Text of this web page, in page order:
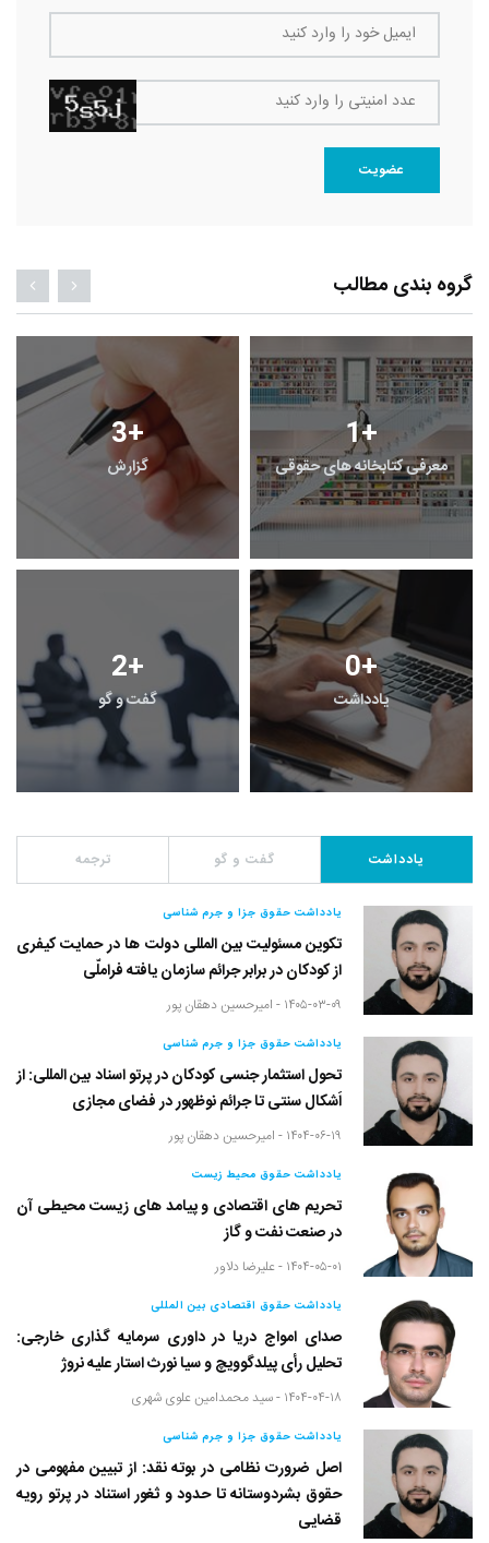
ایمیل خود را وارد کنید
عدد امنیتی را وارد کنید
عضویت
گروه بندی مطالب
3+
گزارش
1+
معرفی کتابخانه های حقوقی
2+
گفت و گو
0+
یادداشت
یادداشت گفت و گو ترجمه
یادداشت حقوق جزا و جرم شناسی
تکوین مسئولیت بین المللی دولت ها در حمایت کیفری
از کودکان در برابر جرائم سازمان یافته فراملّی
۱۴۰۵-۰۳-۰۹ - امیرحسین دهقان پور
یادداشت حقوق جزا و جرم شناسی
تحول استثمار جنسی کودکان در پرتو اسناد بین المللی: از
اَشکال سنتی تا جرائم نوظهور در فضای مجازی
۱۴۰۴-۰۶-۱۹ - امیرحسین دهقان پور
یادداشت حقوق محیط زیست
تحریم های اقتصادی و پیامد های زیست محیطی آن
در صنعت نفت و گاز
۱۴۰۴-۰۵-۰۱ - علیرضا دلاور
یادداشت حقوق اقتصادی بین المللی
صدای امواج دریا در داوری سرمایه گذاری خارجی:
تحلیل رأی پیلدگوویچ و سیا نورث استار علیه نروژ
۱۴۰۴-۰۴-۱۸ - سید محمدامین علوی شهری
یادداشت حقوق جزا و جرم شناسی
اصل ضرورت نظامی در بوته نقد: از تبیین مفهومی در
حقوق بشردوستانه تا حدود و ثغور استناد در پرتو رویه
قضایی